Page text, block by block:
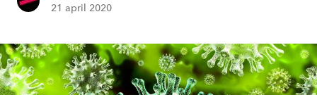
21 april 2020